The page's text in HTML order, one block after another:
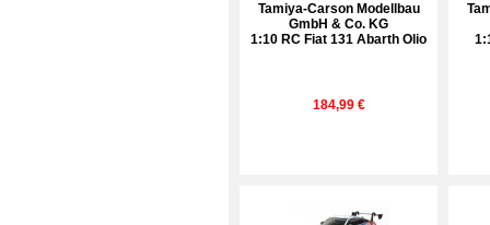
Tamiya-Carson Modellbau
GmbH & Co. KG
1:10 RC Fiat 131 Abarth Olio
184,99 €